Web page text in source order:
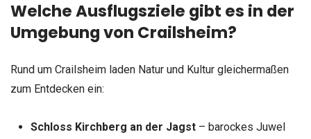
Welche Ausflugsziele gibt es in der
Umgebung von Crailsheim?
Rund um Crailsheim laden Natur und Kultur gleichermaßen
zum Entdecken ein:
Schloss Kirchberg an der Jagst– barockes Juwel